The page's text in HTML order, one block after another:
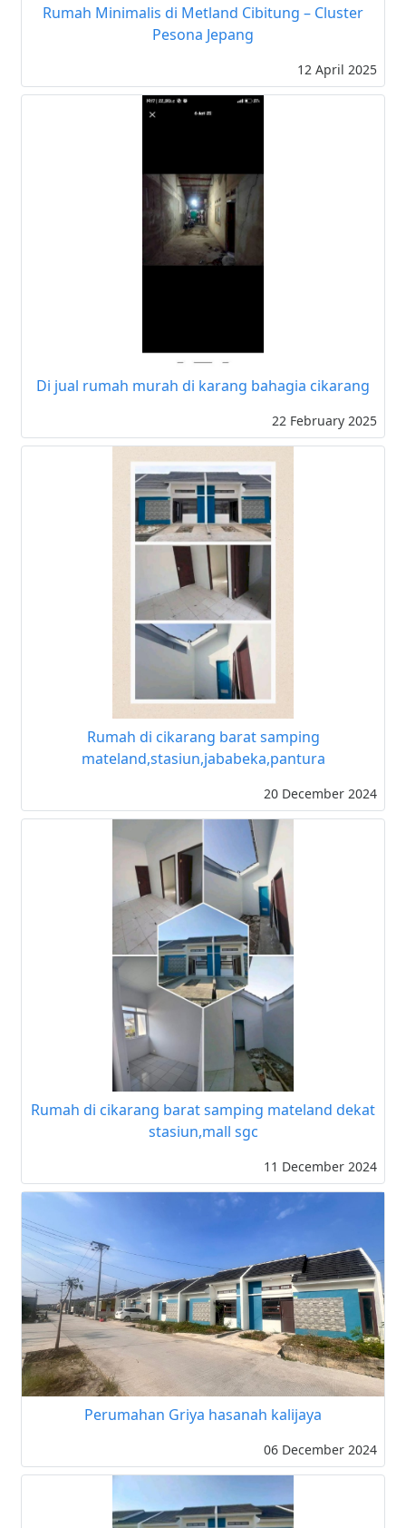
Rumah Minimalis di Metland Cibitung – Cluster
Pesona Jepang
12 April 2025
Di jual rumah murah di karang bahagia cikarang
22 February 2025
Rumah di cikarang barat samping
mateland,stasiun,jababeka,pantura
20 December 2024
Rumah di cikarang barat samping mateland dekat
stasiun,mall sgc
11 December 2024
Perumahan Griya hasanah kalijaya
06 December 2024